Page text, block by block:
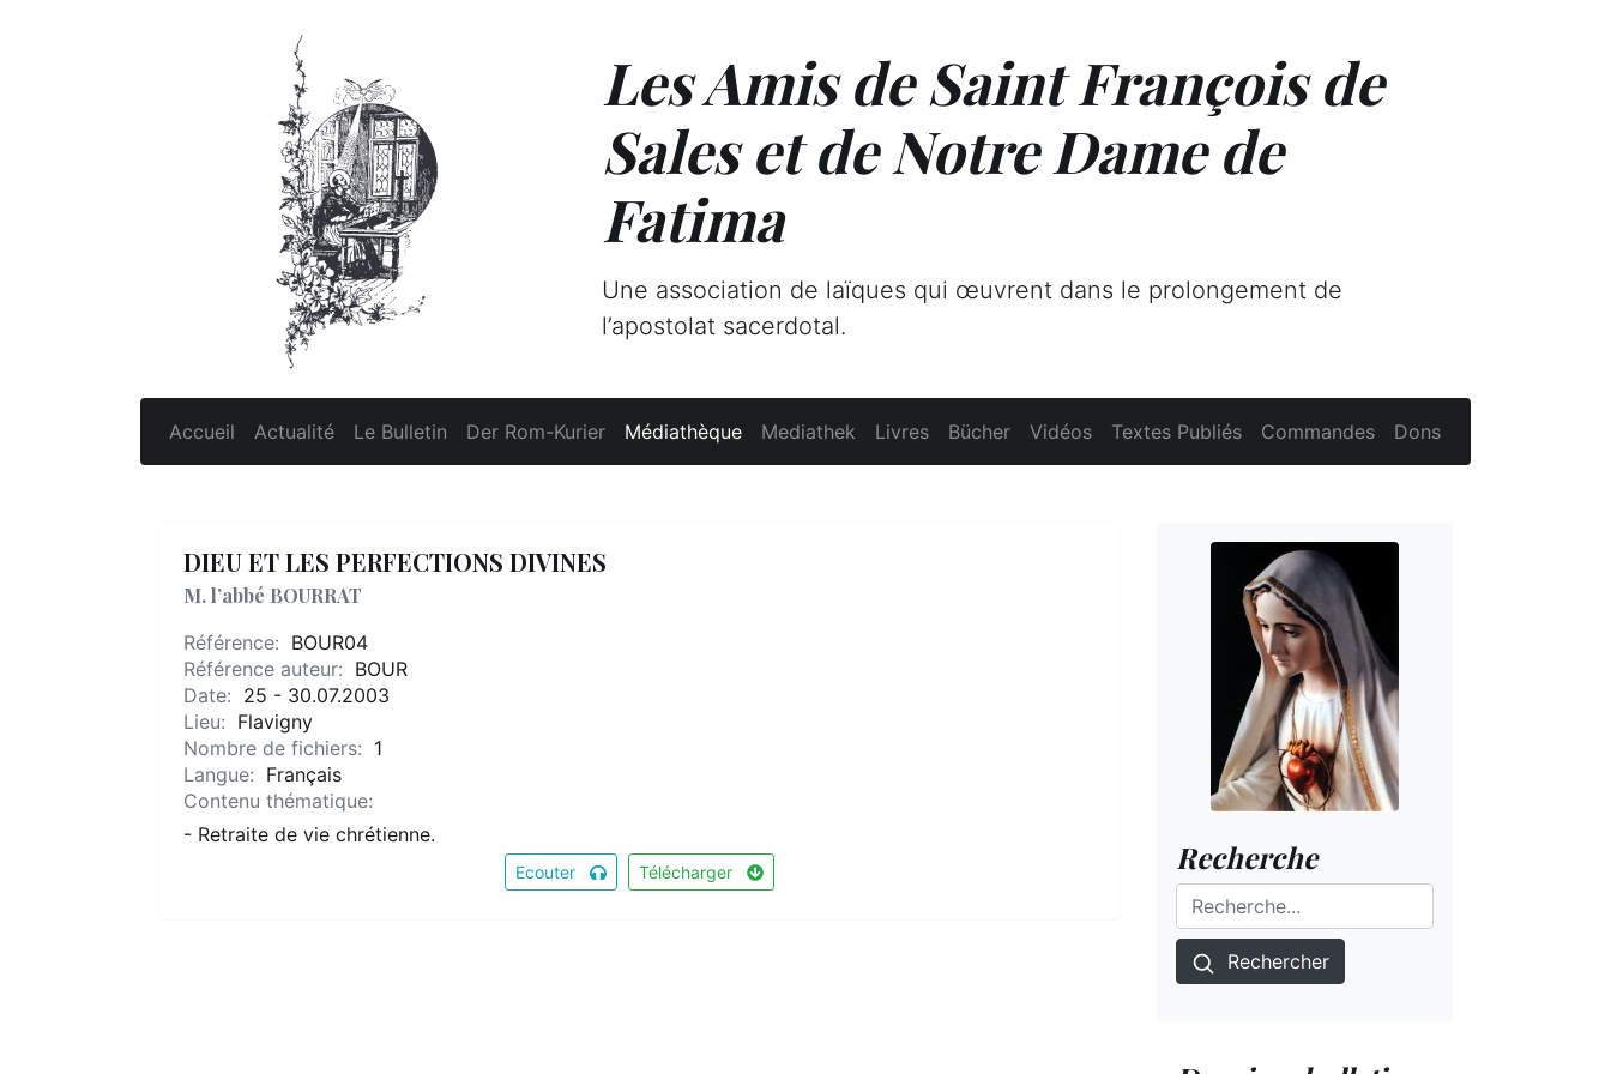
Les Amis de Saint François de
Sales et de Notre Dame de
Fatima
Une association de laïques qui œuvrent dans le prolongement de
l’apostolat sacerdotal.
Accueil Actualité Le Bulletin Der Rom-Kurier Médiathèque Mediathek Livres Bücher Vidéos Textes Publiés Commandes Dons
DIEU ET LES PERFECTIONS DIVINES
M. l’abbé BOURRAT
Référence: BOUR04
Référence auteur: BOUR
Date: 25 - 30.07.2003
Lieu: Flavigny
Nombre de fichiers: 1
Langue: Français
Contenu thématique:
- Retraite de vie chrétienne.
Ecouter Télécharger Recherche
Rechercher